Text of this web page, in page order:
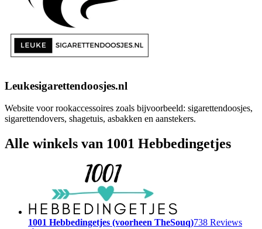
Leukesigarettendoosjes.nl
Website voor rookaccessoires zoals bijvoorbeeld: sigarettendoosjes,
sigarettendovers, shagetuis, asbakken en aanstekers.
Alle winkels van 1001 Hebbedingetjes
1001 Hebbedingetjes (voorheen TheSouq)738 Reviews